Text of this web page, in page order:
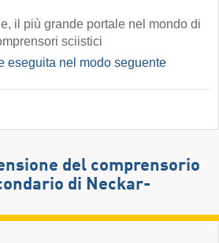
il più grande portale nel mondo di
sciistici
eseguita nel modo seguente
del comprensorio
di Neckar-